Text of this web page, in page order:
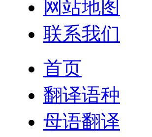
网站地图
联系我们
首页
翻译语种
母语翻译